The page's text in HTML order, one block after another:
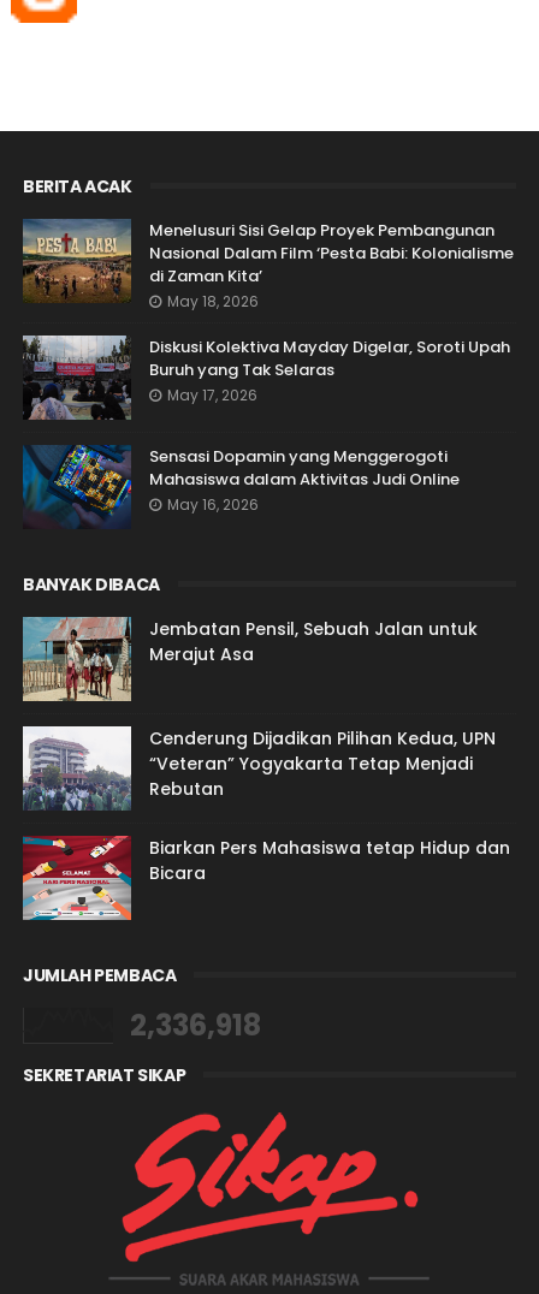
BERITA ACAK
Menelusuri Sisi Gelap Proyek Pembangunan
Nasional Dalam Film ‘Pesta Babi: Kolonialisme
di Zaman Kita’
May 18, 2026
Diskusi Kolektiva Mayday Digelar, Soroti Upah
Buruh yang Tak Selaras
May 17, 2026
Sensasi Dopamin yang Menggerogoti
Mahasiswa dalam Aktivitas Judi Online
May 16, 2026
BANYAK DIBACA
Jembatan Pensil, Sebuah Jalan untuk
Merajut Asa
Cenderung Dijadikan Pilihan Kedua, UPN
“Veteran” Yogyakarta Tetap Menjadi
Rebutan
Biarkan Pers Mahasiswa tetap Hidup dan
Bicara
JUMLAH PEMBACA
2,336,918
SEKRETARIAT SIKAP